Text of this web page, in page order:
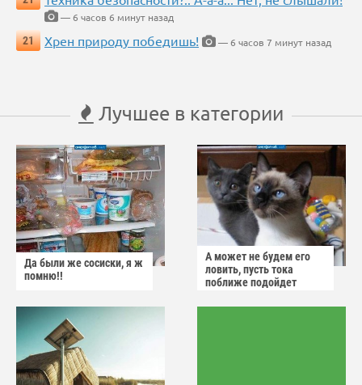
— 6 часов 6 минут назад
21
Хрен природу победишь! — 6 часов 7 минут назад
Лучшее в категории
Да были же сосиски, я ж
помню!!
А может не будем его
ловить, пусть тока
поближе подойдет